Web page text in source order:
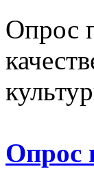
Опрос
Опрос